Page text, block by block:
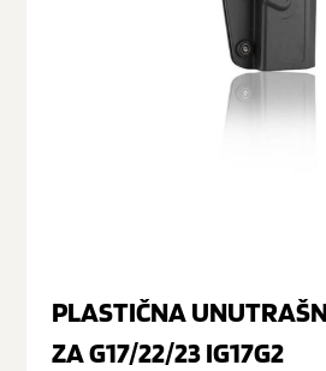
PLASTIČNA
ZA G17/22/23 IG17G2